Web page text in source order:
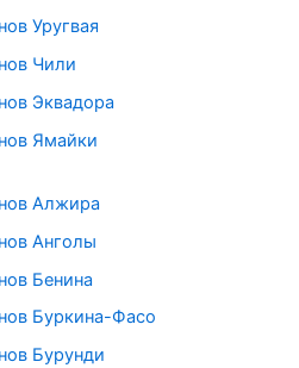
Уругвая
Чили
Эквадора
Ямайки
Алжира
Анголы
Бенина
Буркина-Фасо
Бурунди